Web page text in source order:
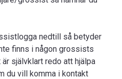
nedtill så betyder
finns i någon grossists
självklart redo att hjälpa
du vill komma i kontakt